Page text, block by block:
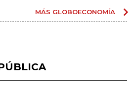
MÁS GLOBOECONOMÍA